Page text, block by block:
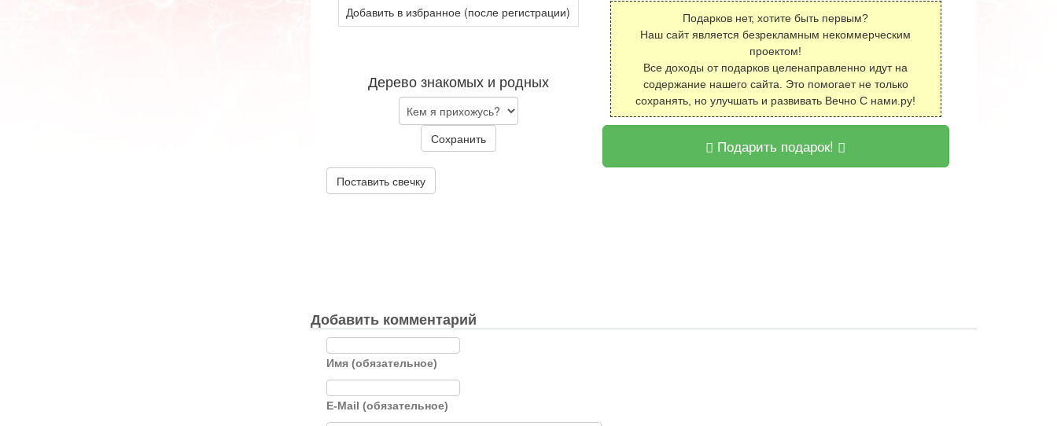
Добавить в избранное (после регистрации)
Дерево знакомых и родных
Сохранить
Поставить свечку
Подарков нет, хотите быть первым?
Наш сайт является безрекламным некоммерческим
проектом!
Все доходы от подарков целенаправленно идут на
содержание нашего сайта. Это помогает не только
сохранять, но улучшать и развивать Вечно С нами.ру!
Подарить подарок!
Добавить комментарий
Имя (обязательное)
E-Mail (обязательное)